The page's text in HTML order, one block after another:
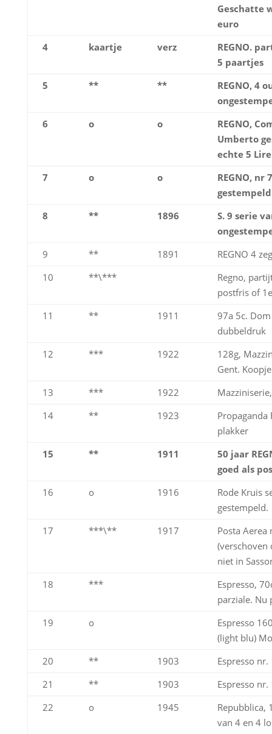
Geschatte
euro
4
kaartje verz
REGNO.
5 paartjes
5
** **
REGNO, 4
6
o o
REGNO,
Umberto
echte 5 Lire
7
o o
REGNO, nr
8
** 1896
S. 9 serie
9
** 1891
REGNO 4
10
**\***
Regno,
postfris of
11
** 1911
97a 5c.
dubbeldruk
12
*** 1922
128g,
Gent.
13
*** 1922
14
** 1923
Propaganda
plakker
15
** 1911
50 jaar
goed als
16
o 1916
Rode Kruis
gestempeld.
17
***\** 1917
Posta Aerea
(verschoven
niet in
18
***
Espresso,
parziale. Nu
19
o
Espresso
(light blu)
20
** 1903
Espresso
21
** 1903
Espresso
22
o 1945
Repubblica,
van 4 en 4